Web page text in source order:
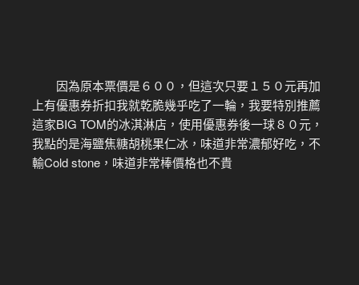
因為原本票價是６００，但這次只要１５０元再加
上有優惠券折扣我就乾脆幾乎吃了一輪，我要特別推薦
這家BIG TOM的冰淇淋店，使用優惠券後一球８０元，
我點的是海鹽焦糖胡桃果仁冰，味道非常濃郁好吃，不
輸Cold stone，味道非常棒價格也不貴